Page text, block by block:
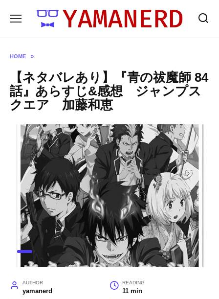
HOME »
【ネタバレあり】『青の祓魔師 84
話』あらすじ&感想 ジャンプス
クエア 加藤和恵
AUTHOR
yamanerd
READING
11 min